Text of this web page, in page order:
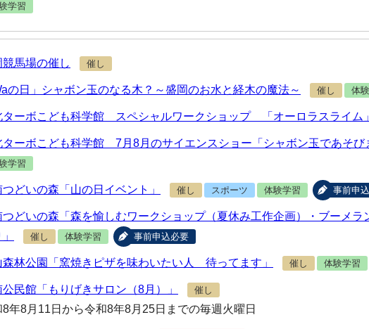
学習
競馬場の催し 催し
の日」シャボン玉のなる木？～盛岡のお水と経木の魔法～ 催し 体
ターボこども科学館 スペシャルワークショップ 「オーロラスライム」
ターボこども科学館 7月8月のサイエンスショー「シャボン玉であそび
学習
どいの森「山の日イベント」 催し スポーツ 体験学習 事前申
つどいの森「森を愉しむワークショップ（夏休み工作企画）・ブーメラ
催し 体験学習 事前申込必要
森林公園「窯焼きピザを味わいたい人 待ってます」 催し 体験学習
民館「もりげきサロン（8月）」 催し
8年8月11日から令和8年8月25日までの毎週火曜日